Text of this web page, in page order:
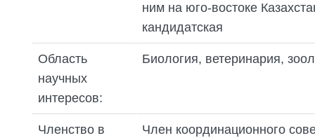
ним на юго-востоке
кандидатская
Область
научных
интересов:
Биология, ветеринария,
Членство в
Член координационного